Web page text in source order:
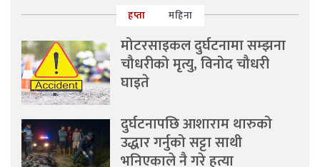
हप्ता महिना
मोटरसाइकल दुर्घटनामा सम्झना
चौधरीको मृत्यु, विनोद चौधरी
घाइते
दुर्घटनापछि आशाराम थारुको
उद्धार गर्नुको सट्टा साथी
भनिएकाले नै गरे हत्या